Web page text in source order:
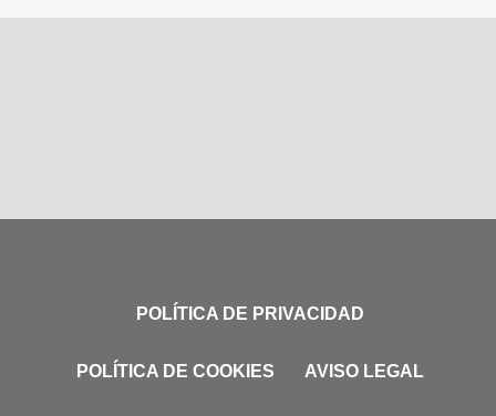
POLÍTICA DE PRIVACIDAD
POLÍTICA DE COOKIES AVISO LEGAL